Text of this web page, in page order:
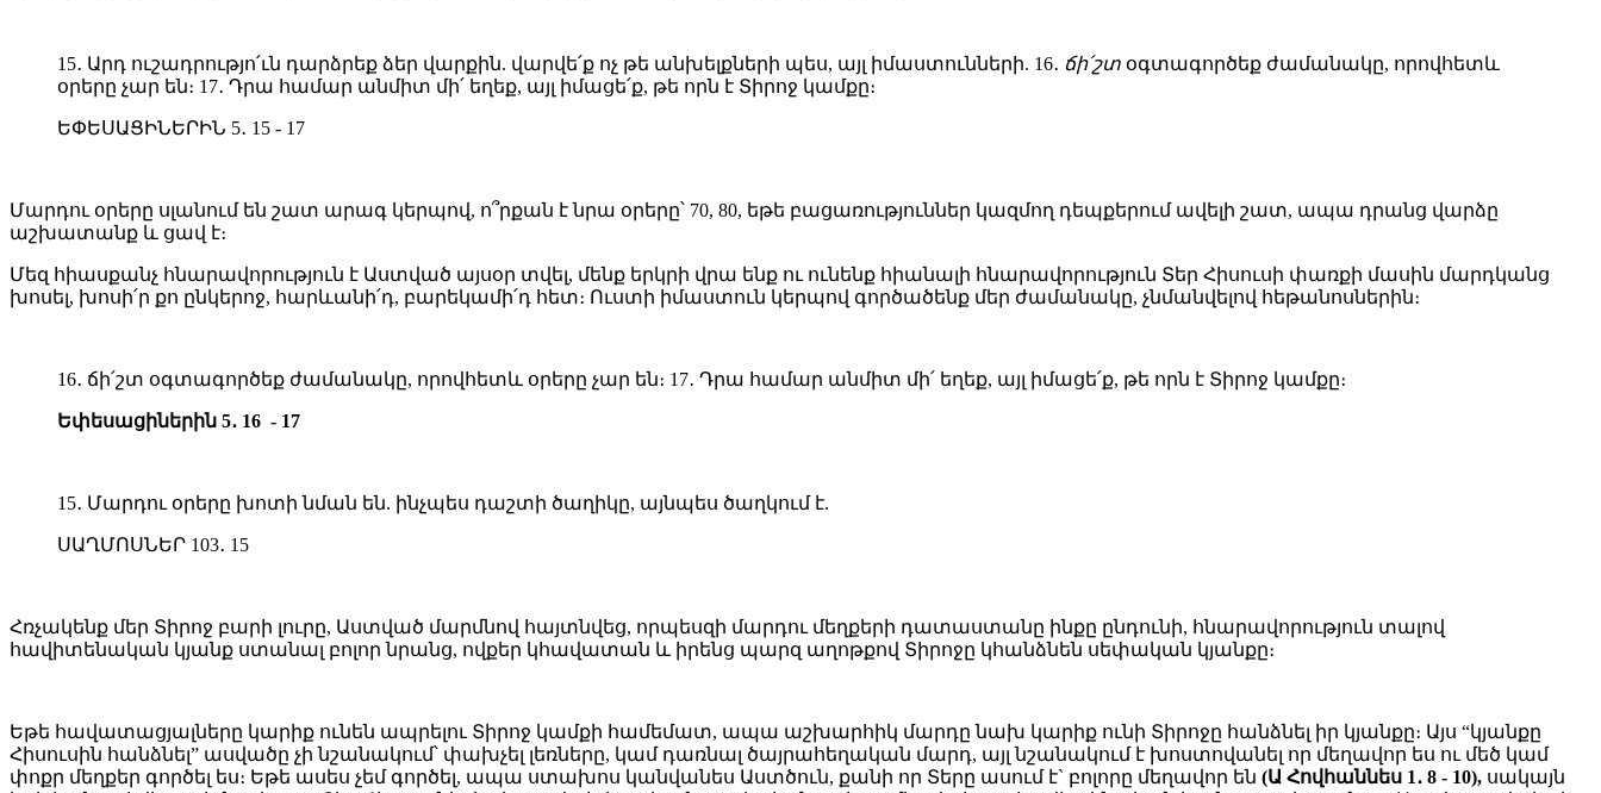
15․ Արդ ուշադրությո՛ւն դարձրեք ձեր վարքին. վարվե՛ք ոչ թե անխելքների պես, այլ իմաստունների. 16․ ճի՛շտ օգտագործեք ժամանակը, որովհետև
օրերը չար են։ 17․ Դրա համար անմիտ մի՛ եղեք, այլ իմացե՛ք, թե որն է Տիրոջ կամքը։
ԵՓԵՍԱՑԻՆԵՐԻՆ 5․ 15 - 17
Մարդու օրերը սլանում են շատ արագ կերպով, ո՞րքան է նրա օրերը՝ 70, 80, եթե բացառություններ կազմող դեպքերում ավելի շատ, ապա դրանց վարձը
աշխատանք և ցավ է։
Մեզ հիասքանչ հնարավորություն է Աստված այսօր տվել, մենք երկրի վրա ենք ու ունենք հիանալի հնարավորություն Տեր Հիսուսի փառքի մասին մարդկանց
խոսել, խոսի՛ր քո ընկերոջ, հարևանի՛դ, բարեկամի՛դ հետ։ Ուստի իմաստուն կերպով գործածենք մեր ժամանակը, չնմանվելով հեթանոսներին։
16․ ճի՛շտ օգտագործեք ժամանակը, որովհետև օրերը չար են։ 17․ Դրա համար անմիտ մի՛ եղեք, այլ իմացե՛ք, թե որն է Տիրոջ կամքը։
Եփեսացիներին 5․ 16 - 17
15․ Մարդու օրերը խոտի նման են. ինչպես դաշտի ծաղիկը, այնպես ծաղկում է.
ՍԱՂՄՈՍՆԵՐ 103․ 15
Հռչակենք մեր Տիրոջ բարի լուրը, Աստված մարմնով հայտնվեց, որպեսզի մարդու մեղքերի դատաստանը ինքը ընդունի, հնարավորություն տալով
հավիտենական կյանք ստանալ բոլոր նրանց, ովքեր կհավատան և իրենց պարզ աղոթքով Տիրոջը կհանձնեն սեփական կյանքը։
Եթե հավատացյալները կարիք ունեն ապրելու Տիրոջ կամքի համեմատ, ապա աշխարհիկ մարդը նախ կարիք ունի Տիրոջը հանձնել իր կյանքը։ Այս “կյանքը
Հիսուսին հանձնել” ասվածը չի նշանակում՝ փախչել լեռները, կամ դառնալ ծայրահեղական մարդ, այլ նշանակում է խոստովանել որ մեղավոր ես ու մեծ կամ
փոքր մեղքեր գործել ես։ Եթե ասես չեմ գործել, ապա ստախոս կանվանես Աստծուն, քանի որ Տերը ասում է` բոլորը մեղավոր են (Ա Հովհաննես 1․ 8 - 10), սակայն